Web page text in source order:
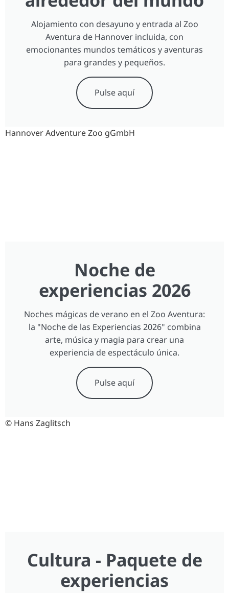
Alojamiento con desayuno y entrada al Zoo
Aventura de Hannover incluida, con
emocionantes mundos temáticos y aventuras
para grandes y pequeños.
Pulse aquí
Hannover Adventure Zoo gGmbH
Noche de
experiencias 2026
Noches mágicas de verano en el Zoo Aventura:
la "Noche de las Experiencias 2026" combina
arte, música y magia para crear una
experiencia de espectáculo única.
Pulse aquí
© Hans Zaglitsch
Cultura - Paquete de
experiencias